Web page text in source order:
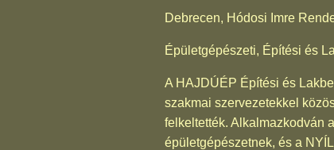
Debrecen, Hódosi Imre
Épületgépészeti, Építési és
A HAJDÚÉP Építési és
szakmai szervezetekkel
felkeltették. Alkalmazkodván
épületgépészetnek, és a